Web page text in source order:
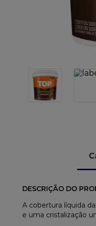
DESCRIÇÃO DO
A cobertura líquida
e uma cristalização